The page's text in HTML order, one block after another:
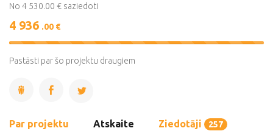
No 4 530.00 € saziedoti
4 936 .00 €
109%
Pastāsti par šo projektu draugiem
Par projektu Atskaite Ziedotāji 257